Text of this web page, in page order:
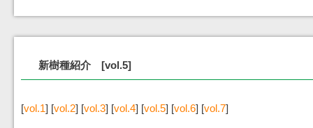
新樹種紹介 [vol.5]
[vol.1] [vol.2] [vol.3] [vol.4] [vol.5] [vol.6] [vol.7]